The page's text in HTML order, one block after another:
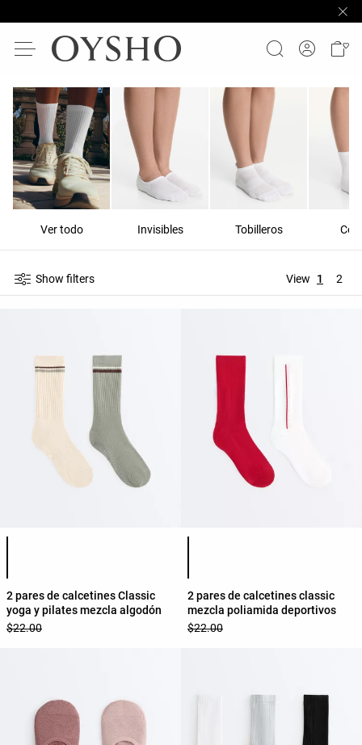
Ver todo Invisibles Tobilleros
Show filters View 1 2
2 pares de calcetines Classic
yoga y pilates mezcla algodón
$22.00
2 pares de calcetines classic
mezcla poliamida deportivos
$22.00